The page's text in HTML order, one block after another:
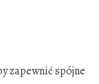
zapewnić spójne